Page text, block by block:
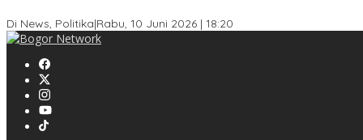
Di News, Politika|Rabu, 10 Juni 2026 | 18:20